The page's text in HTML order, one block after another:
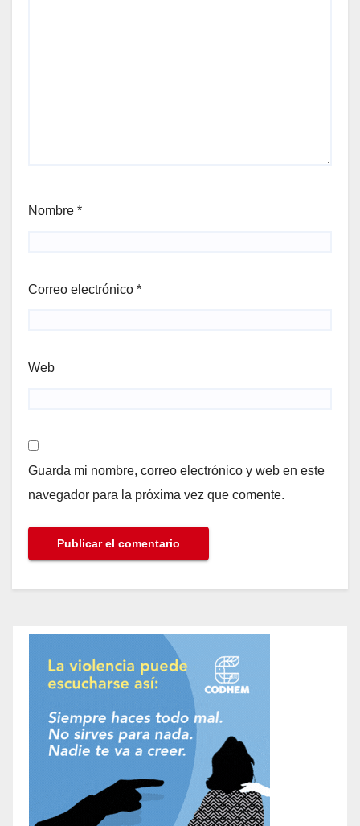
Nombre *
Correo electrónico *
Web
Guarda mi nombre, correo electrónico y web en este
navegador para la próxima vez que comente.